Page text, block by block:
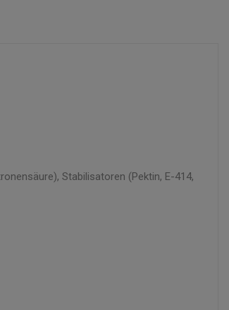
Stabilisatoren (Pektin, E-414,